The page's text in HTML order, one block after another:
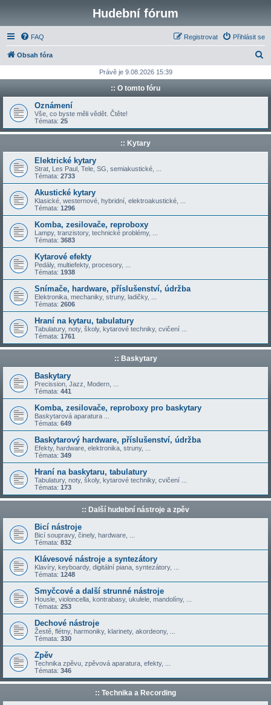
Hudební fórum
FAQ Přihlásit se
Registrovat
Obsah fóra
d
t
Právě je 9.08.2026 15:39
:: O tomto fóru
Oznámení
Vše, co byste měli vědět. Čtěte!
Témata: 25
:: Kytary
Elektrické kytary
Strat, Les Paul, Tele, SG, semiakustické, ...
Témata: 2733
Akustické kytary
Klasické, westernové, hybridní, elektroakustické, ...
Témata: 1296
Komba, zesilovače, reproboxy
Lampy, tranzistory, technické problémy, ...
Témata: 3683
Kytarové efekty
Pedály, multiefekty, procesory, ...
Témata: 1938
Snímače, hardware, příslušenství, údržba
Elektronika, mechaniky, struny, ladičky, ...
Témata: 2606
Hraní na kytaru, tabulatury
Tabulatury, noty, školy, kytarové techniky, cvičení ...
Témata: 1761
:: Baskytary
Baskytary
Precission, Jazz, Modern, ...
Témata: 441
Komba, zesilovače, reproboxy pro baskytary
Baskytarová aparatura ...
Témata: 649
Baskytarový hardware, příslušenství, údržba
Efekty, hardware, elektronika, struny, ...
Témata: 349
Hraní na baskytaru, tabulatury
Tabulatury, noty, školy, kytarové techniky, cvičení ...
Témata: 173
:: Další hudební nástroje a zpěv
Bicí nástroje
Bicí soupravy, činely, hardware, ...
Témata: 832
Klávesové nástroje a syntezátory
Klavíry, keyboardy, digitální piana, syntezátory, ...
Témata: 1248
Smyčcové a další strunné nástroje
Housle, violoncella, kontrabasy, ukulele, mandolíny, ...
Témata: 253
Dechové nástroje
Žestě, flétny, harmoniky, klarinety, akordeony, ...
Témata: 330
Zpěv
Technika zpěvu, zpěvová aparatura, efekty, ...
Témata: 346
:: Technika a Recording